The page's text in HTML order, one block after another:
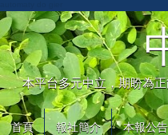
本平台多元中立，期盼為
首頁 報社簡介 本報公告